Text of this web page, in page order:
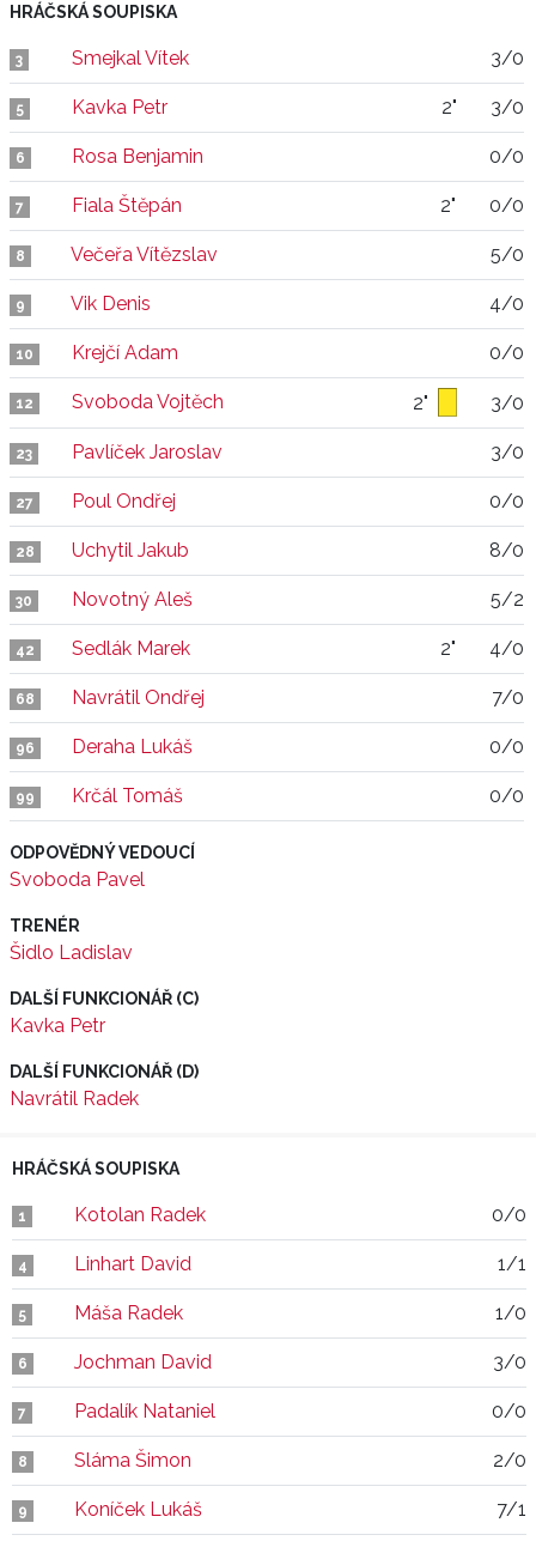
HRÁČSKÁ SOUPISKA
3 Smejkal Vítek 3/0
5 Kavka Petr 2" 3/0
6 Rosa Benjamin 0/0
7 Fiala Štěpán 2" 0/0
8 Večeřa Vítězslav 5/0
9 Vik Denis 4/0
10 Krejčí Adam 0/0
12 Svoboda Vojtěch 2" 3/0
23 Pavlíček Jaroslav 3/0
27 Poul Ondřej 0/0
28 Uchytil Jakub 8/0
30 Novotný Aleš 5/2
42 Sedlák Marek 2" 4/0
68 Navrátil Ondřej 7/0
96 Deraha Lukáš 0/0
99 Krčál Tomáš 0/0
ODPOVĚDNÝ VEDOUCÍ
Svoboda Pavel
TRENÉR
Šidlo Ladislav
DALŠÍ FUNKCIONÁŘ (C)
Kavka Petr
DALŠÍ FUNKCIONÁŘ (D)
Navrátil Radek
HRÁČSKÁ SOUPISKA
1 Kotolan Radek 0/0
4 Linhart David 1/1
5 Máša Radek 1/0
6 Jochman David 3/0
7 Padalík Nataniel 0/0
8 Sláma Šimon 2/0
9 Koníček Lukáš 7/1